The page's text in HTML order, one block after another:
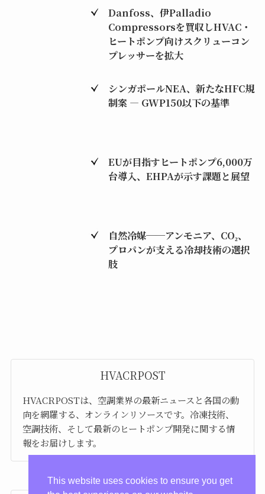
Danfoss、伊Palladio
Compressorsを買収しHVAC・
ヒートポンプ向けスクリューコン
プレッサーを拡大
シンガポールNEA、新たなHFC規
制案 ― GWP150以下の基準
EUが目指すヒートポンプ6,000万
台導入、EHPAが示す課題と展望
自然冷媒──アンモニア、CO₂、
プロパンが支える冷却技術の選択
肢
HVACRPOST
HVACRPOSTは、空調業界の最新ニュースと各国の動
向を網羅する、オンラインリソースです。冷凍技術、
空調技術、そして最新のヒートポンプ開発に関する情
報をお届けします。
This website uses cookies to ensure you get